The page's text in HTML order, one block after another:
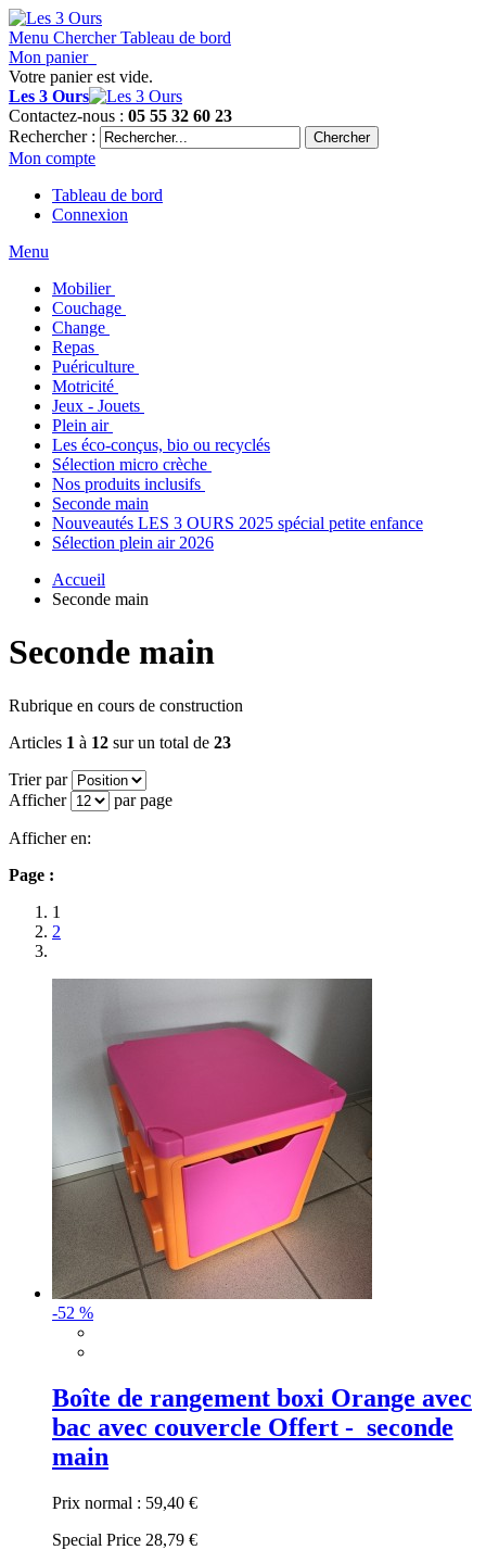
Menu Chercher Tableau de bord
Mon panier
Votre panier est vide.
Les 3 Ours
Contactez-nous : 05 55 32 60 23
Rechercher :
Chercher
Mon compte
Tableau de bord
Connexion
Menu
Mobilier
Couchage
Change
Repas
Puériculture
Motricité
Jeux - Jouets
Plein air
Les éco-conçus, bio ou recyclés
Sélection micro crèche
Nos produits inclusifs
Seconde main
Nouveautés LES 3 OURS 2025 spécial petite enfance
Sélection plein air 2026
Accueil
Seconde main
Seconde main
Rubrique en cours de construction
Articles 1 à 12 sur un total de 23
Trier par
Afficher
par page
Afficher en:
Page :
1
2
-52 %
Boîte de rangement boxi Orange avec
bac avec couvercle Offert - seconde
main
Prix normal : 59,40 €
Special Price 28,79 €